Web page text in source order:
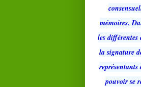
mémoires.
les
la signature
pouvoir se